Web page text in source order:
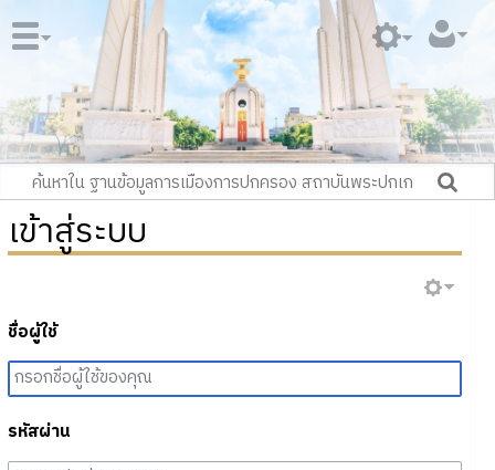
เข้าสู่ระบบ
ชื่อผู้ใช้
รหัสผ่าน